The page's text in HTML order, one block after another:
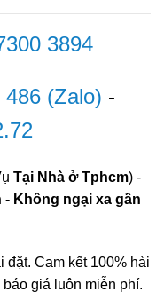
3894
486 (Zalo) -
Tại Nhà ở Tphcm) -
- Không ngại xa gần
Cam kết 100% hài
giá luôn miễn phí.